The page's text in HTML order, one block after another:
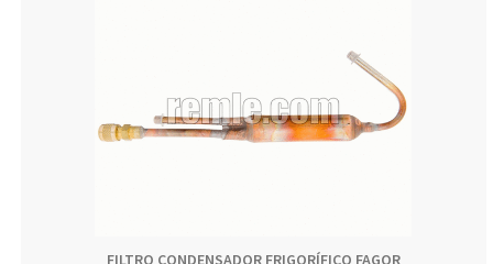
FILTRO CONDENSADOR FRIGORÍFICO FAGOR